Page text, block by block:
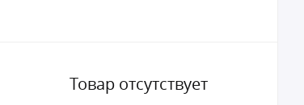
Товар отсутствует